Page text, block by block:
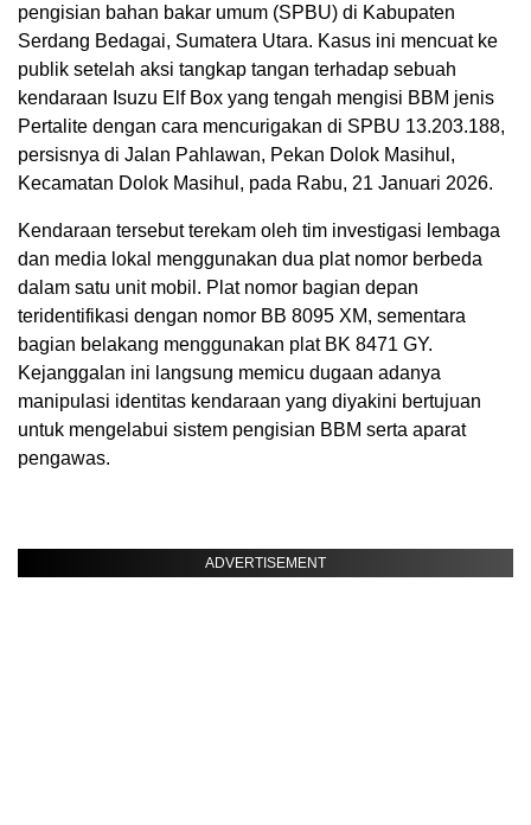
pengisian bahan bakar umum (SPBU) di Kabupaten
Serdang Bedagai, Sumatera Utara. Kasus ini mencuat ke
publik setelah aksi tangkap tangan terhadap sebuah
kendaraan Isuzu Elf Box yang tengah mengisi BBM jenis
Pertalite dengan cara mencurigakan di SPBU 13.203.188,
persisnya di Jalan Pahlawan, Pekan Dolok Masihul,
Kecamatan Dolok Masihul, pada Rabu, 21 Januari 2026.
Kendaraan tersebut terekam oleh tim investigasi lembaga
dan media lokal menggunakan dua plat nomor berbeda
dalam satu unit mobil. Plat nomor bagian depan
teridentifikasi dengan nomor BB 8095 XM, sementara
bagian belakang menggunakan plat BK 8471 GY.
Kejanggalan ini langsung memicu dugaan adanya
manipulasi identitas kendaraan yang diyakini bertujuan
untuk mengelabui sistem pengisian BBM serta aparat
pengawas.
ADVERTISEMENT